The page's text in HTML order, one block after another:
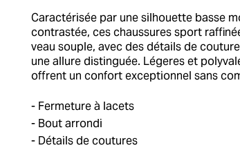
Caractérisée par une silhouette basse
contrastée, ces chaussures sport
veau souple, avec des détails de
une allure distinguée. Légeres et
offrent un confort exceptionnel sans
Fermeture à lacets
Bout arrondi
Détails de coutures